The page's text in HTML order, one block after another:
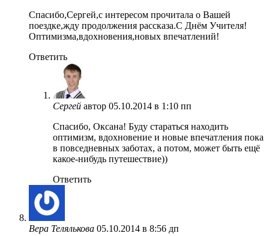
Спасибо,Сергей,с интересом прочитала о Вашей
поездке,жду продолжения рассказа.С Днём Учителя!
Оптимизма,вдохновения,новых впечатлений!
Ответить
Сергей автор 05.10.2014 в 1:10 пп
Спасибо, Оксана! Буду стараться находить
оптимизм, вдохновение и новые впечатления пока
в повседневных заботах, а потом, может быть ещё
какое-нибудь путешествие))
Ответить
Вера Телялькова 05.10.2014 в 8:56 дп